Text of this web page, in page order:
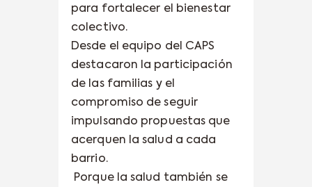
para fortalecer el bienestar
colectivo.
Desde el equipo del CAPS
destacaron la participación
de las familias y el
compromiso de seguir
impulsando propuestas que
acerquen la salud a cada
barrio.
Porque la salud también se